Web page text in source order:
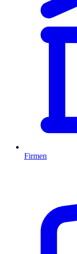
Firmen